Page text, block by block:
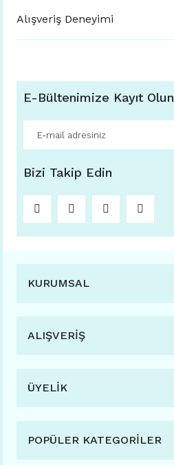
Alışveriş Deneyimi
E-Bültenimize Kayıt Olun
Bizi Takip Edin
KURUMSAL
ALIŞVERİŞ
ÜYELİK
POPÜLER KATEGORİLER